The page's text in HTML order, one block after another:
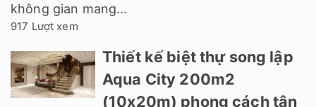
không gian mang...
917 Lượt xem
Thiết kế biệt thự song lập
Aqua City 200m2
(10x20m) phong cách tân